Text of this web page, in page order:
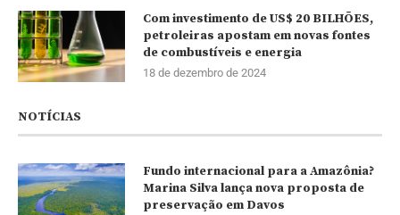
Com investimento de US$ 20 BILHÕES,
petroleiras apostam em novas fontes
de combustíveis e energia
18 de dezembro de 2024
NOTÍCIAS
Fundo internacional para a Amazônia?
Marina Silva lança nova proposta de
preservação em Davos